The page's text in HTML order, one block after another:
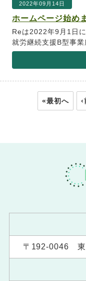
2022年09月14日
ホームページ始め
Reは2022年9月1日
就労継続支援B型事
«最初へ
〒192-0046 東